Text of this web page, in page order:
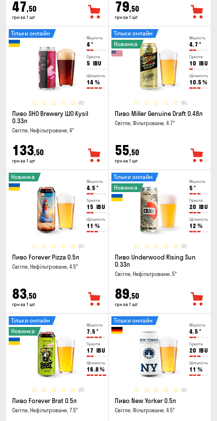
47,50
грн за 1 шт
79,50
грн за 1 шт
Міцність
4°
Гіркота
5 IBU
Щільність
14 %
(0)
Тільки онлайн
Пиво SHO Brewery ШО Kysil
0.33л
Світле, Нефільтроване, 4°
133,50
грн за 1 шт
Міцність
4.7 °
Гіркота
10 IBU
Щільність
10.5 %
(0)
Тільки онлайн
Новинка
Пиво Miller Genuine Draft 0.48л
Світле, Фільтроване, 4.7°
55,50
грн за 1 шт
Міцність
4.5 °
Гіркота
15 IBU
Щільність
11 %
(0)
Новинка
Пиво Forever Pizza 0.5л
Світле, Нефільтроване, 4.5°
83,50
грн за 1 шт
Міцність
5 °
Гіркота
20 IBU
Щільність
12 %
(0)
Тільки онлайн
Новинка
Пиво Underwood Rising Sun
0.33л
Світле, Нефільтроване, 5°
89,50
грн за 1 шт
Міцність
7.5 °
Гіркота
17 IBU
Щільність
16.8 %
(0)
Тільки онлайн
Новинка
Пиво Forever Brat 0.5л
Світле, Нефільтроване, 7.5°
Міцність
4.5 °
Гіркота
20 IBU
Щільність
11 %
(0)
Тільки онлайн
Пиво New Yorker 0.5л
Світле, Фільтроване, 4.5°